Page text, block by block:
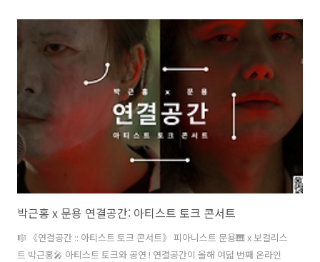
영, 장초영 편집, 자막 김문용 moonyong.com moontara.co.kr 주최·
주관 문타라엔터테인먼트 후원 온라인미디어 예술활동 지원 문화체육관
광부 한국문화예술위원회 2023년 문화체육관광부와 한국문화예술위원
회의 '온라인미디어 예술활동 지원' 사업의 지원을 받아 제작되었습니
다. #연..
박근홍 x 문용 연결공간: 아티스트 토크 콘서트
🎼 《연결공간 :: 아티스트 토크 콘서트》 피아니스트 문용🎹 x 보컬리스
트 박근홍🎤 아티스트 토크와 공연 ! 연결공간이 올해 여덟 번째 온라인